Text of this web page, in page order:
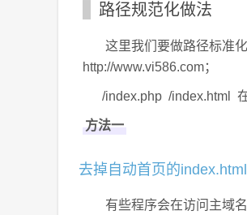
路径规范化做法
这里我们要做路径标准化
http://www.vi586.com；
/index.php /index.html 在
方法一
去掉自动首页的
有些程序会在访问主域名